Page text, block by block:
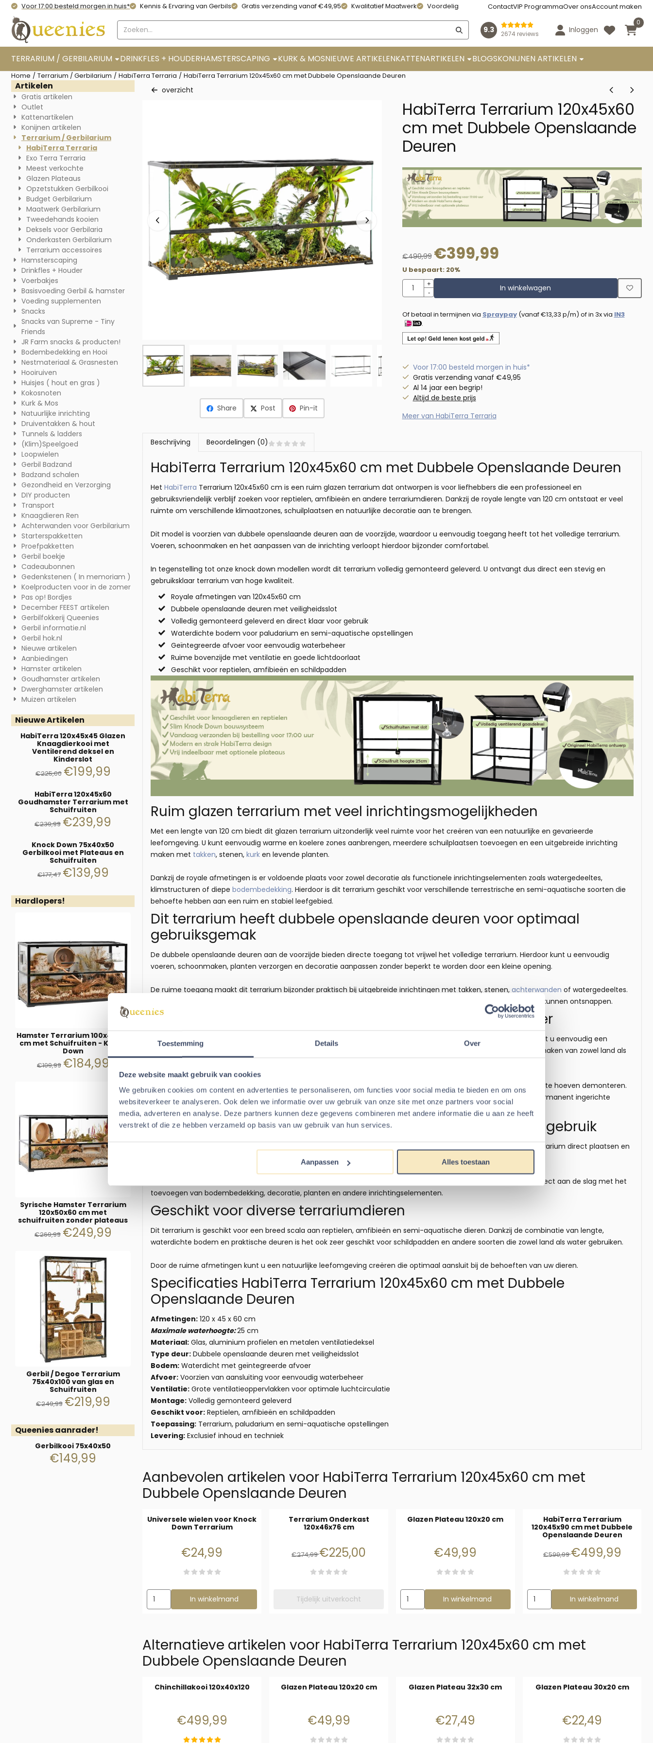
Toestemming Details Over
Deze website maakt gebruik van cookies
We gebruiken cookies om content en advertenties te personaliseren, om functies voor social media te bieden en om ons
websiteverkeer te analyseren. Ook delen we informatie over uw gebruik van onze site met onze partners voor social
media, adverteren en analyse. Deze partners kunnen deze gegevens combineren met andere informatie die u aan ze heeft
verstrekt of die ze hebben verzameld op basis van uw gebruik van hun services.
Aanpassen Alles toestaan
Cookievoorkeuren zijn momenteel gesloten.
Voor 17:00 besteld morgen in huis* Kennis & Ervaring van Gerbils Gratis verzending vanaf €49,95 Kwalitatief Maatwerk Voordelig ContactVIP ProgrammaOver onsAccount maken
Zoeken 9.3 2674 reviews Inloggen
0
TERRARIUM / GERBILARIUM DRINKFLES + HOUDERHAMSTERSCAPING KURK & MOSNIEUWE ARTIKELENKATTENARTIKELEN BLOGSKONIJNEN ARTIKELEN
Home / Terrarium / Gerbilarium / HabiTerra Terraria / HabiTerra Terrarium 120x45x60 cm met Dubbele Openslaande Deuren
Artikelen
Gratis artikelen
Outlet
Kattenartikelen
Konijnen artikelen
Terrarium / Gerbilarium
HabiTerra Terraria
Exo Terra Terraria
Meest verkochte
Glazen Plateaus
Opzetstukken Gerbilkooi
Budget Gerbilarium
Maatwerk Gerbilarium
Tweedehands kooien
Deksels voor Gerbilaria
Onderkasten Gerbilarium
Terrarium accessoires
Hamsterscaping
Drinkfles + Houder
Voerbakjes
Basisvoeding Gerbil & hamster
Voeding supplementen
Snacks
Snacks van Supreme - Tiny
Friends
JR Farm snacks & producten!
Bodembedekking en Hooi
Nestmateriaal & Grasnesten
Hooiruiven
Huisjes ( hout en gras )
Kokosnoten
Kurk & Mos
Natuurlijke inrichting
Druiventakken & hout
Tunnels & ladders
(Klim)Speelgoed
Loopwielen
Gerbil Badzand
Badzand schalen
Gezondheid en Verzorging
DIY producten
Transport
Knaagdieren Ren
Achterwanden voor Gerbilarium
Starterspakketten
Proefpakketten
Gerbil boekje
Cadeaubonnen
Gedenkstenen ( In memoriam )
Koelproducten voor in de zomer
Pas op! Bordjes
December FEEST artikelen
Gerbilfokkerij Queenies
Gerbil informatie.nl
Gerbil hok.nl
Nieuwe artikelen
Aanbiedingen
Hamster artikelen
Goudhamster artikelen
Dwerghamster artikelen
Muizen artikelen
Nieuwe Artikelen
HabiTerra 120x45x45 Glazen
Knaagdierkooi met
Ventilerend deksel en
Kinderslot
€225,00 €199,99
HabiTerra 120x45x60
Goudhamster Terrarium met
Schuifruiten
€239,99 €239,99
Knock Down 75x40x50
Gerbilkooi met Plateaus en
Schuifruiten
€177,47 €139,99
Hardlopers!
Hamster Terrarium 100x40x50
cm met Schuifruiten - Knock
Down
€199,99 €184,99
Syrische Hamster Terrarium
120x50x60 cm met
schuifruiten zonder plateaus
€269,99 €249,99
Gerbil / Degoe Terrarium
75x40x100 van glas en
Schuifruiten
€249,99 €219,99
Queenies aanrader!
Gerbilkooi 75x40x50
€149,99
overzicht
Share Post Pin-it
HabiTerra Terrarium 120x45x60
cm met Dubbele Openslaande
Deuren
€499,99 €399,99
U bespaart: 20%
Aantal
+
-
In winkelwagen
Of betaal in termijnen via Spraypay(vanaf€13,33 p/m) of in 3x via IN3
.
Voor 17:00 besteld morgen in huis*
Gratis verzending vanaf €49,95
Al 14 jaar een begrip!
Altijd de beste prijs
Meer van HabiTerra Terraria
Beschrijving Beoordelingen (0)
HabiTerra Terrarium 120x45x60 cm met Dubbele Openslaande Deuren
HetHabiTerra Terrarium 120x45x60 cm is een ruim glazen terrarium dat ontworpen is voor liefhebbers die een professioneel en
gebruiksvriendelijk verblijf zoeken voor reptielen, amfibieën en andere terrariumdieren. Dankzij de royale lengte van 120 cm ontstaat er veel
ruimte om verschillende klimaatzones, schuilplaatsen en natuurlijke decoratie aan te brengen.
Dit model is voorzien van dubbele openslaande deuren aan de voorzijde, waardoor u eenvoudig toegang heeft tot het volledige terrarium.
Voeren, schoonmaken en het aanpassen van de inrichting verloopt hierdoor bijzonder comfortabel.
In tegenstelling tot onze knock down modellen wordt dit terrarium volledig gemonteerd geleverd. U ontvangt dus direct een stevig en
gebruiksklaar terrarium van hoge kwaliteit.
Royale afmetingen van 120x45x60 cm
Dubbele openslaande deuren met veiligheidsslot
Volledig gemonteerd geleverd en direct klaar voor gebruik
Waterdichte bodem voor paludarium en semi-aquatische opstellingen
Geïntegreerde afvoer voor eenvoudig waterbeheer
Ruime bovenzijde met ventilatie en goede lichtdoorlaat
Geschikt voor reptielen, amfibieën en schildpadden
Ruim glazen terrarium met veel inrichtingsmogelijkheden
Met een lengte van 120 cm biedt dit glazen terrarium uitzonderlijk veel ruimte voor het creëren van een natuurlijke en gevarieerde
leefomgeving. U kunt eenvoudig warme en koelere zones aanbrengen, meerdere schuilplaatsen toevoegen en een uitgebreide inrichting
maken met takken, stenen,kurk en levende planten.
Dankzij de royale afmetingen is er voldoende plaats voor zowel decoratie als functionele inrichtingselementen zoals watergedeeltes,
klimstructuren of diepebodembedekking. Hierdoor is dit terrarium geschikt voor verschillende terrestrische en semi-aquatische soorten die
behoefte hebben aan een ruim en stabiel leefgebied.
Dit terrarium heeft dubbele openslaande deuren voor optimaal
gebruiksgemak
De dubbele openslaande deuren aan de voorzijde bieden directe toegang tot vrijwel het volledige terrarium. Hierdoor kunt u eenvoudig
voeren, schoonmaken, planten verzorgen en decoratie aanpassen zonder beperkt te worden door een kleine opening.
De ruime toegang maakt dit terrarium bijzonder praktisch bij uitgebreide inrichtingen met takken, stenen,achterwanden of watergedeeltes.
Het geïntegreerde veiligheidsslot zorgt ervoor dat de deuren stevig gesloten blijven en helpt voorkomen dat dieren kunnen ontsnappen.
Terrarium met waterdichte bodem en geïntegreerde afvoer
De bodem van dit HabiTerra terrarium is volledig waterdicht en voorzien van een geïntegreerde afvoer. Hierdoor kunt u eenvoudig een
watergedeelte creëren voor semi-aquatische dieren zoals schildpadden, amfibieën en andere soorten die gebruikmaken van zowel land als
Met behulp van de praktische afvoer kunt u water snel en gecontroleerd verwijderen zonder het volledige terrarium te hoeven demonteren.
Dit maakt het verversen van water en het uitvoeren van onderhoud aanzienlijk eenvoudiger, vooral bij grotere of permanent ingerichte
terraria.
Volledig gemonteerd terrarium wordt geleverd voor direct gebruik
Dit model wordt volledig gemonteerd geleverd en hoeft dus niet zelf opgebouwd te worden. Hierdoor kunt u het terrarium direct plaatsen en
beginnen met het inrichten van de leefomgeving.
Voor veel klanten biedt dit extra gemak, vooral wanneer u liever geen terrarium zelf monteert. Na levering kunt u direct aan de slag met het
toevoegen van bodembedekking, decoratie, planten en andere inrichtingselementen.
Geschikt voor diverse terrariumdieren
Dit terrarium is geschikt voor een breed scala aan reptielen, amfibieën en semi-aquatische dieren. Dankzij de combinatie van lengte,
waterdichte bodem en praktische deuren is het ook zeer geschikt voor schildpadden en andere soorten die zowel land als water gebruiken.
Door de ruime afmetingen kunt u een natuurlijke leefomgeving creëren die optimaal aansluit bij de behoeften van uw dieren.
Specificaties HabiTerra Terrarium 120x45x60 cm met Dubbele
Openslaande Deuren
Afmetingen: 120 x 45 x 60 cm
Maximale waterhoogte:25 cm
Materiaal: Glas, aluminium profielen en metalen ventilatiedeksel
Type deur: Dubbele openslaande deuren met veiligheidsslot
Bodem: Waterdicht met geïntegreerde afvoer
Afvoer: Voorzien van aansluiting voor eenvoudig waterbeheer
Ventilatie: Grote ventilatieoppervlakken voor optimale luchtcirculatie
Montage: Volledig gemonteerd geleverd
Geschikt voor: Reptielen, amfibieën en schildpadden
Toepassing: Terrarium, paludarium en semi-aquatische opstellingen
Levering: Exclusief inhoud en techniek
Aanbevolen artikelen voor HabiTerra Terrarium 120x45x60 cm met
Dubbele Openslaande Deuren
Universele wielen voor Knock
Down Terrarium
Prijs: 24,99
€24,99
Aantal kiezen voor Universele wielen voor Knock Down Terrarium
In winkelmand
Terrarium Onderkast
120x46x76 cm
Van 274,99 voor 225,00
€274,99€225,00
Tijdelijk uitverkocht
Glazen Plateau 120x20 cm
Prijs: 49,99
€49,99
Aantal kiezen voor Glazen Plateau 120x20 cm
In winkelmand
HabiTerra Terrarium
120x45x90 cm met Dubbele
Openslaande Deuren
Van 599,99 voor
€599,99€499,99
Aantal kiezen voor HabiTerra
In winkelmand
Alternatieve artikelen voor HabiTerra Terrarium 120x45x60 cm met
Dubbele Openslaande Deuren
Chinchillakooi 120x40x120
Prijs: 499,99
€499,99
Glazen Plateau 120x20 cm
Prijs: 49,99
€49,99
Glazen Plateau 32x30 cm
Prijs: 27,49
€27,49
Glazen Plateau 30x20 cm
Prijs: 22,49
€22,49